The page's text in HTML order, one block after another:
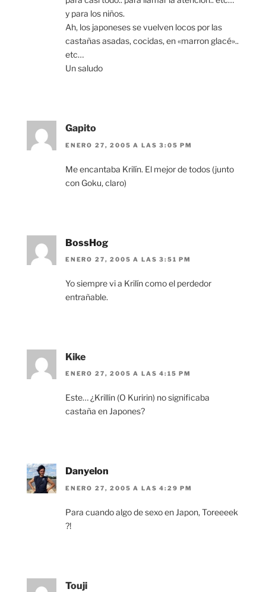
y para los niños.
Ah, los japoneses se vuelven locos por las
castañas asadas, cocidas, en «marron glacé»..
etc…
Un saludo
Gapito
ENERO 27, 2005 A LAS 3:05 PM
Me encantaba Krilín. El mejor de todos (junto
con Goku, claro)
BossHog
ENERO 27, 2005 A LAS 3:51 PM
Yo siempre vi a Krilín como el perdedor
entrañable.
Kike
ENERO 27, 2005 A LAS 4:15 PM
Este… ¿Krillin (O Kuririn) no significaba
castaña en Japones?
Danyelon
ENERO 27, 2005 A LAS 4:29 PM
Para cuando algo de sexo en Japon, Toreeeek
?!
Touji